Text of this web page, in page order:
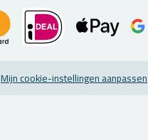
Mijn coo­kie-in­stel­lin­gen aan­pas­sen